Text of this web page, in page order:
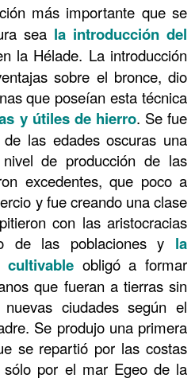
más importante que se
sea la introducción del
la Hélade. La introducción
sobre el bronce, dio
que poseían esta técnica
y útiles de hierro. Se fue
las edades oscuras una
de producción de las
excedentes, que poco a
y fue creando una clase
con las aristocracias
de las poblaciones y la
obligó a formar
que fueran a tierras sin
ciudades según el
Se produjo una primera
se repartió por las costas
sólo por el mar Egeo de la